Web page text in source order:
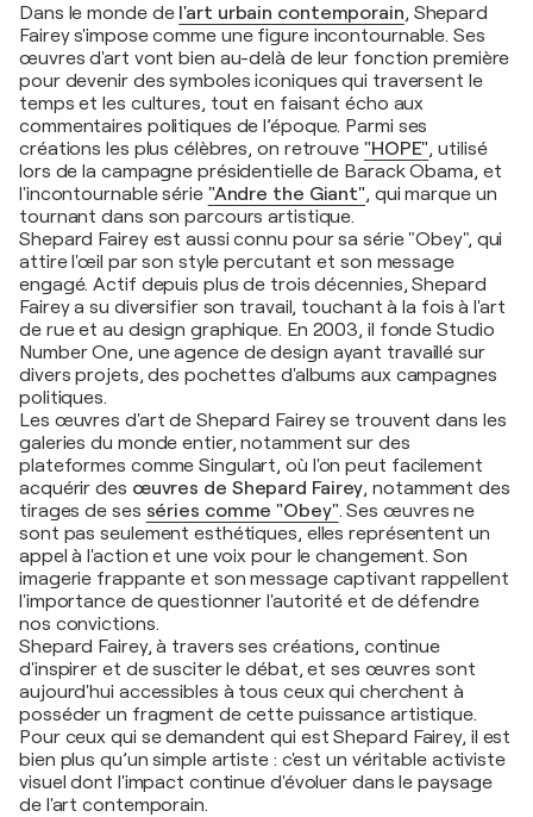
Dans le monde de l'art urbain contemporain, Shepard
Fairey s'impose comme une figure incontournable. Ses
œuvres d'art vont bien au-delà de leur fonction première
pour devenir des symboles iconiques qui traversent le
temps et les cultures, tout en faisant écho aux
commentaires politiques de l’époque. Parmi ses
créations les plus célèbres, on retrouve "HOPE", utilisé
lors de la campagne présidentielle de Barack Obama, et
l'incontournable série "Andre the Giant", qui marque un
tournant dans son parcours artistique.
Shepard Fairey est aussi connu pour sa série "Obey", qui
attire l'œil par son style percutant et son message
engagé. Actif depuis plus de trois décennies, Shepard
Fairey a su diversifier son travail, touchant à la fois à l'art
de rue et au design graphique. En 2003, il fonde Studio
Number One, une agence de design ayant travaillé sur
divers projets, des pochettes d'albums aux campagnes
politiques.
Les œuvres d'art de Shepard Fairey se trouvent dans les
galeries du monde entier, notamment sur des
plateformes comme Singulart, où l'on peut facilement
acquérir des œuvres de Shepard Fairey, notamment des
tirages de ses séries comme "Obey". Ses œuvres ne
sont pas seulement esthétiques, elles représentent un
appel à l'action et une voix pour le changement. Son
imagerie frappante et son message captivant rappellent
l'importance de questionner l'autorité et de défendre
nos convictions.
Shepard Fairey, à travers ses créations, continue
d'inspirer et de susciter le débat, et ses œuvres sont
aujourd'hui accessibles à tous ceux qui cherchent à
posséder un fragment de cette puissance artistique.
Pour ceux qui se demandent qui est Shepard Fairey, il est
bien plus qu’un simple artiste : c'est un véritable activiste
visuel dont l'impact continue d'évoluer dans le paysage
de l'art contemporain.